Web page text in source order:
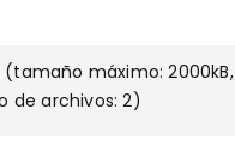
(tamaño máximo: 2000kB,
de archivos: 2)